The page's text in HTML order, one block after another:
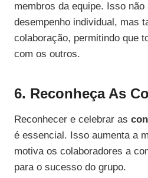
membros da equipe. Isso
desempenho individual, mas
colaboração, permitindo que
com os outros.
6. Reconheça As
Reconhecer e celebrar as
é essencial. Isso aumenta a
motiva os colaboradores a
para o sucesso do grupo.